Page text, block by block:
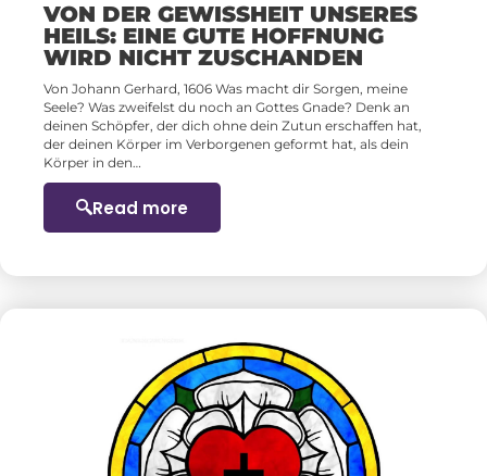
VON DER GEWISSHEIT UNSERES
HEILS: EINE GUTE HOFFNUNG
WIRD NICHT ZUSCHANDEN
Von Johann Gerhard, 1606 Was macht dir Sorgen, meine
Seele? Was zweifelst du noch an Gottes Gnade? Denk an
deinen Schöpfer, der dich ohne dein Zutun erschaffen hat,
der deinen Körper im Verborgenen geformt hat, als dein
Körper in den…
Read more